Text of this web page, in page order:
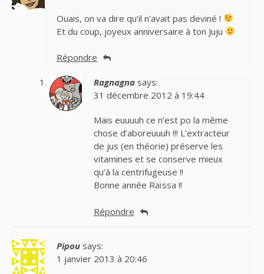
Ouais, on va dire qu’il n’avait pas deviné !
Et du coup, joyeux anniversaire à ton Juju
Répondre
Ragnagna says:
31 décembre 2012 à 19:44
Mais euuuuh ce n’est po la même
chose d’aboreuuuh !!! L’extracteur
de jus (en théorie) préserve les
vitamines et se conserve mieux
qu’à la centrifugeuse !!
Bonne année Raïssa !!
Répondre
Pipou says:
1 janvier 2013 à 20:46